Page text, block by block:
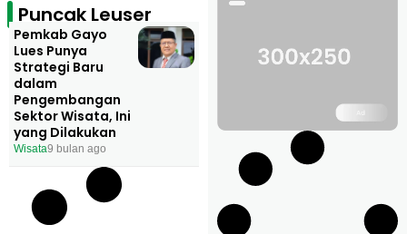
Puncak Leuser
Pemkab Gayo
Lues Punya
Strategi Baru
dalam
Pengembangan
Sektor Wisata, Ini
yang Dilakukan
Wisata9 bulan ago